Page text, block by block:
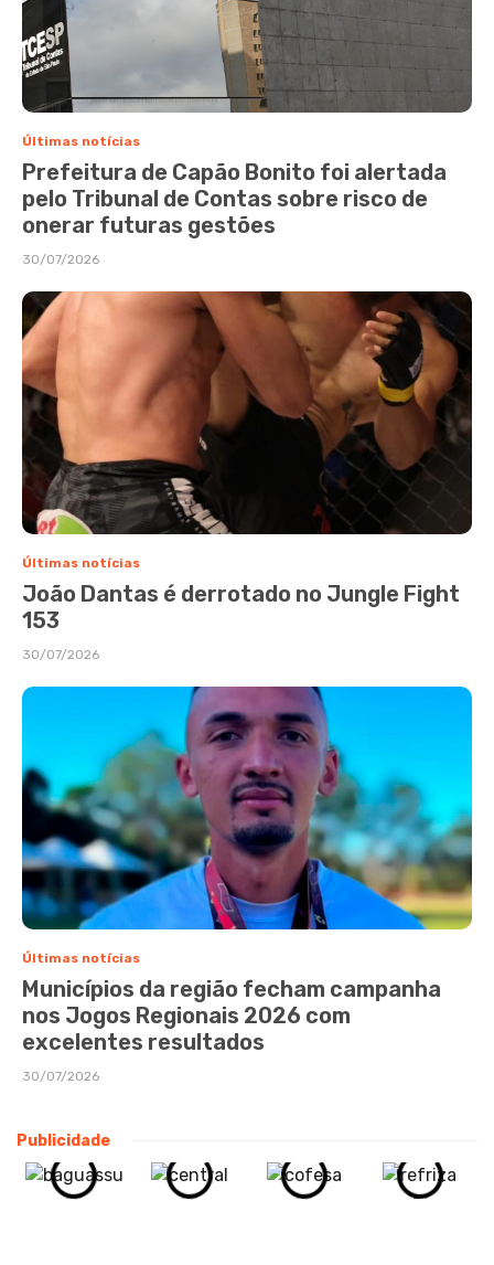
Últimas notícias
Prefeitura de Capão Bonito foi alertada
pelo Tribunal de Contas sobre risco de
onerar futuras gestões
30/07/2026
Últimas notícias
João Dantas é derrotado no Jungle Fight
153
30/07/2026
Últimas notícias
Municípios da região fecham campanha
nos Jogos Regionais 2026 com
excelentes resultados
30/07/2026
Publicidade